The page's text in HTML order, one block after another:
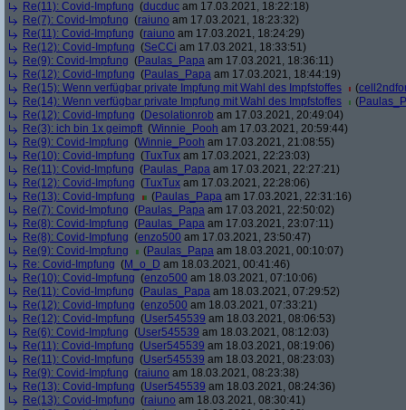
Re(11): Covid-Impfung (ducduc am 17.03.2021, 18:22:18)
Re(7): Covid-Impfung (raiuno am 17.03.2021, 18:23:32)
Re(11): Covid-Impfung (raiuno am 17.03.2021, 18:24:29)
Re(12): Covid-Impfung (SeCCi am 17.03.2021, 18:33:51)
Re(9): Covid-Impfung (Paulas_Papa am 17.03.2021, 18:36:11)
Re(12): Covid-Impfung (Paulas_Papa am 17.03.2021, 18:44:19)
Re(15): Wenn verfügbar private Impfung mit Wahl des Impfstoffes
(
Re(14): Wenn verfügbar private Impfung mit Wahl des Impfstoffes
(
Re(12): Covid-Impfung (Desolationrob am 17.03.2021, 20:49:04)
Re(3): ich bin 1x geimpft (Winnie_Pooh am 17.03.2021, 20:59:44)
Re(9): Covid-Impfung (Winnie_Pooh am 17.03.2021, 21:08:55)
Re(10): Covid-Impfung (TuxTux am 17.03.2021, 22:23:03)
Re(11): Covid-Impfung (Paulas_Papa am 17.03.2021, 22:27:21)
Re(12): Covid-Impfung (TuxTux am 17.03.2021, 22:28:06)
Re(13): Covid-Impfung
(Paulas_Papa am 17.03.2021, 22:31:16)
Re(7): Covid-Impfung (Paulas_Papa am 17.03.2021, 22:50:02)
Re(8): Covid-Impfung (Paulas_Papa am 17.03.2021, 23:07:11)
Re(8): Covid-Impfung (enzo500 am 17.03.2021, 23:50:47)
Re(9): Covid-Impfung
(Paulas_Papa am 18.03.2021, 00:10:07)
Re: Covid-Impfung (M_o_D am 18.03.2021, 00:41:46)
Re(10): Covid-Impfung (enzo500 am 18.03.2021, 07:10:06)
Re(11): Covid-Impfung (Paulas_Papa am 18.03.2021, 07:29:52)
Re(12): Covid-Impfung (enzo500 am 18.03.2021, 07:33:21)
Re(12): Covid-Impfung (User545539 am 18.03.2021, 08:06:53)
Re(6): Covid-Impfung (User545539 am 18.03.2021, 08:12:03)
Re(11): Covid-Impfung (User545539 am 18.03.2021, 08:19:06)
Re(11): Covid-Impfung (User545539 am 18.03.2021, 08:23:03)
Re(9): Covid-Impfung (raiuno am 18.03.2021, 08:23:38)
Re(13): Covid-Impfung (User545539 am 18.03.2021, 08:24:36)
Re(13): Covid-Impfung (raiuno am 18.03.2021, 08:30:41)